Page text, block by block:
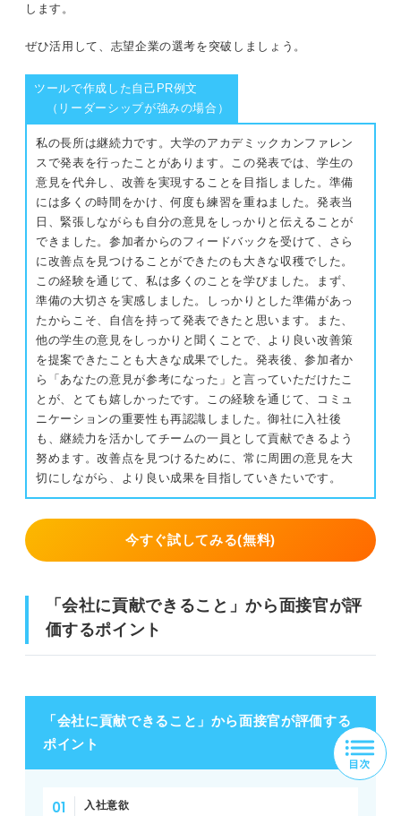
します。
ぜひ活用して、志望企業の選考を突破しましょう。
ツールで作成した自己PR例文
（リーダーシップが強みの場合）
私の長所は継続力です。大学のアカデミックカンファレン
スで発表を行ったことがあります。この発表では、学生の
意見を代弁し、改善を実現することを目指しました。準備
には多くの時間をかけ、何度も練習を重ねました。発表当
日、緊張しながらも自分の意見をしっかりと伝えることが
できました。参加者からのフィードバックを受けて、さら
に改善点を見つけることができたのも大きな収穫でした。
この経験を通じて、私は多くのことを学びました。まず、
準備の大切さを実感しました。しっかりとした準備があっ
たからこそ、自信を持って発表できたと思います。また、
他の学生の意見をしっかりと聞くことで、より良い改善策
を提案できたことも大きな成果でした。発表後、参加者か
ら「あなたの意見が参考になった」と言っていただけたこ
とが、とても嬉しかったです。この経験を通じて、コミュ
ニケーションの重要性も再認識しました。御社に入社後
も、継続力を活かしてチームの一員として貢献できるよう
努めます。改善点を見つけるために、常に周囲の意見を大
切にしながら、より良い成果を目指していきたいです。
今すぐ試してみる(無料)
「会社に貢献できること」から面接官が評
価するポイント
「会社に貢献できること」から面接官が評価する
ポイント
入社意欲